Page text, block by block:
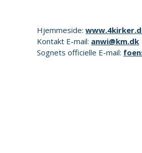
Hjemmeside:
Kontakt E-mail: anwi@km.dk
Sognets officielle E-mail: